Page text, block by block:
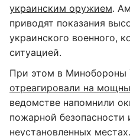
украинским оружием.
приводят показания
украинского военного,
ситуацией.
При этом в Минобороны
отреагировали на
ведомстве напомнили
пожарной безопасности
неустановленных местах.